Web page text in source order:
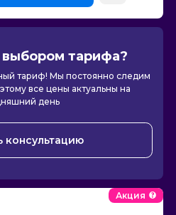
выбором тарифа?
тариф! Мы постоянно следим
все цены актуальны на
день
консультацию
Акция